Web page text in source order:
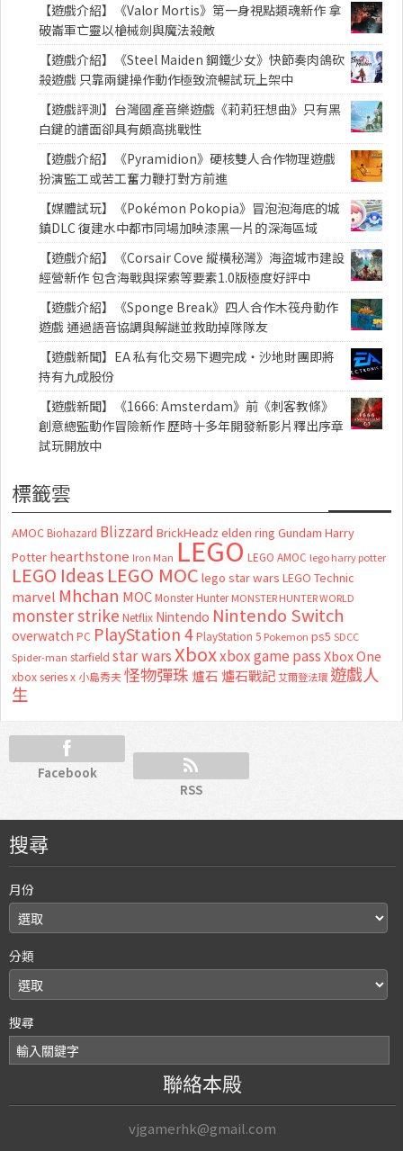
【遊戲介紹】《Valor Mortis》第一身視點類魂新作 拿
破崙軍亡靈以槍械劍與魔法殺敵
【遊戲介紹】《Steel Maiden 鋼鐵少女》快節奏肉鴿砍
殺遊戲 只靠兩鍵操作動作極致流暢試玩上架中
【遊戲評測】台灣國產音樂遊戲《莉莉狂想曲》只有黑
白鍵的譜面卻具有頗高挑戰性
【遊戲介紹】《Pyramidion》硬核雙人合作物理遊戲
扮演監工或苦工奮力鞭打對方前進
【媒體試玩】《Pokémon Pokopia》冒泡泡海底的城
鎮DLC 復建水中都市同場加映漆黑一片的深海區域
【遊戲介紹】《Corsair Cove 縱橫秘灣》海盜城市建設
經營新作 包含海戰與探索等要素1.0版極度好評中
【遊戲介紹】《Sponge Break》四人合作木筏舟動作
遊戲 通過語音協調與解謎並救助掉隊隊友
【遊戲新聞】EA 私有化交易下週完成・沙地財團即將
持有九成股份
【遊戲新聞】《1666: Amsterdam》前《刺客教條》
創意總監動作冒險新作 歷時十多年開發新影片釋出序章
試玩開放中
標籤雲
AMOC Biohazard Blizzard BrickHeadz elden ring Gundam Harry
Potter hearthstone Iron Man LEGO LEGO AMOC lego harry potter
LEGO Ideas LEGO MOC lego star wars LEGO Technic
marvel Mhchan MOC Monster Hunter MONSTER HUNTER WORLD
monster strike Netflix Nintendo Nintendo Switch
overwatch PC PlayStation 4 PlayStation 5 Pokemon ps5 SDCC
Spider-man starfield star warsXboxxbox game passXbox One
xbox series x 小島秀夫怪物彈珠 爐石 爐石戰記艾爾登法環 遊戲人
生
Facebook
RSS
搜尋
月份
分類
搜尋
聯絡本殿
vjgamerhk@gmail.com